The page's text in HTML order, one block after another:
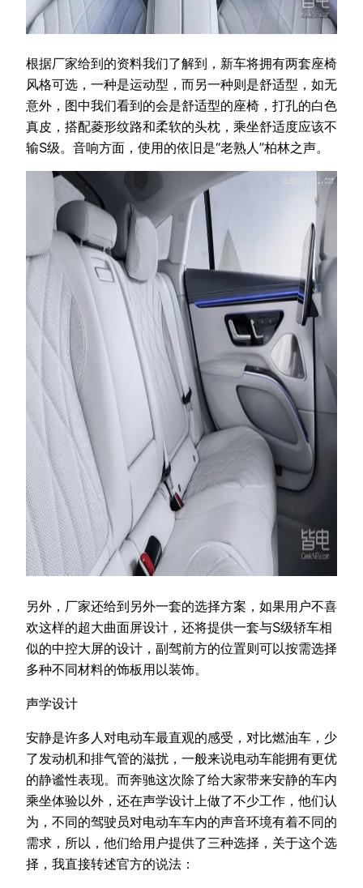
根据厂家给到的资料我们了解到，新车将拥有两套座椅
风格可选，一种是运动型，而另一种则是舒适型，如无
意外，图中我们看到的会是舒适型的座椅，打孔的白色
真皮，搭配菱形纹路和柔软的头枕，乘坐舒适度应该不
输S级。音响方面，使用的依旧是“老熟人”柏林之声。
另外，厂家还给到另外一套的选择方案，如果用户不喜
欢这样的超大曲面屏设计，还将提供一套与S级轿车相
似的中控大屏的设计，副驾前方的位置则可以按需选择
多种不同材料的饰板用以装饰。
声学设计
安静是许多人对电动车最直观的感受，对比燃油车，少
了发动机和排气管的滋扰，一般来说电动车能拥有更优
的静谧性表现。而奔驰这次除了给大家带来安静的车内
乘坐体验以外，还在声学设计上做了不少工作，他们认
为，不同的驾驶员对电动车车内的声音环境有着不同的
需求，所以，他们给用户提供了三种选择，关于这个选
择，我直接转述官方的说法：